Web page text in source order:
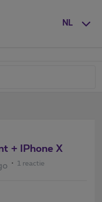
NL
+ IPhone X
1 reactie